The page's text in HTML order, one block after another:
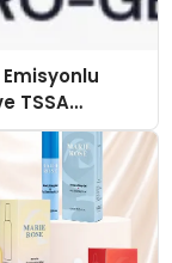
TSSA